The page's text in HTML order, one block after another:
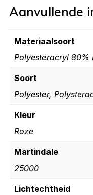
Aanvullende
Materiaalsoort
Polyesteracryl 80%
Soort
Polyester,
Kleur
Roze
Martindale
25000
Lichtechtheid